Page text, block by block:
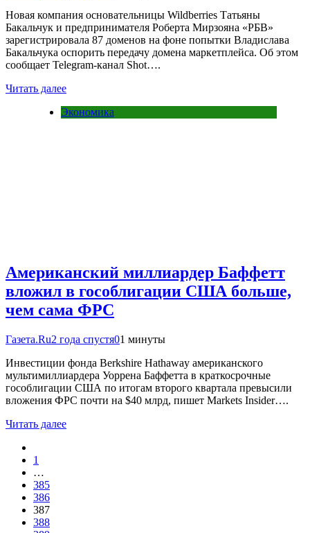
Новая компания основательницы Wildberries Татьяны
Бакальчук и предпринимателя Роберта Мирзояна «РБВ»
зарегистрировала 87 доменов на фоне попытки Владислава
Бакальчука оспорить передачу домена маркетплейса. Об этом
сообщает Telegram-канал Shot….
Читать далее
Экономика
Американский миллиардер Баффетт
вложил в гособлигации США больше,
чем сама ФРС
Газета.Ru2 года спустя01 минуты
Инвестиции фонда Berkshire Hathaway американского
мультимиллиардера Уоррена Баффетта в краткосрочные
гособлигации США по итогам второго квартала превысили
вложения ФРС почти на $40 млрд, пишет Markets Insider….
Читать далее
1
…
385
386
387
388